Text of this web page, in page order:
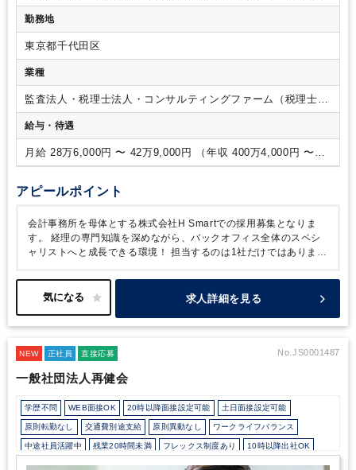
HanaGroup社内で行うスタイルのため、安定した就業環境のも
とで多様なクライアント支援に携わることができます。
に携わることが可能です
ことで、ベンチャー事業会社での事業成長や組織づくりを経験
することができます・クラウド会計ソフトの機能の習熟度、
活用スキルを証明するためのオンライン検定試験の受験が可能
となります・AIを活用した業務フロー構築にもチャレンジで
きます。 ■資格取得支援：
ミナー受講制度あり・会計・税務に関する社内勉強会の実施
・税理士試験受験するメンバーは試験休暇を取得することが可
しき文化（残業が多く、社内が殺伐とした雰囲気）を払拭すべ
ュアルディスプレイを完備し、日々の業務効率を高めていま
す。また、クラウド会計や予算管理ツールなど、最新のITツー
ルを積極的に導入。AIの活用も積極的に行っています。メンバ
す。・落ち着いたメンバーが多く、メリハリをつけて仕事に
取り組む事ができます
ステム（freee、マネーフォワード）の使用経験ある方・ITツ
ール（Google Workspace、Slack、Chatwork）の使用経験が
ある方
・スタートアップ・ベンチャー企業での就業経験のあ
る方
勤務地
東京都千代田区
業種
監査法人・税理士法人・コンサルティングファーム（税理士法
人）
給与・待遇
月給 28万6,000円 〜 42万9,000円 （年収 400万4,000円 〜
600万6,000円）
アピールポイント
会計事務所を母体とする株式会社H Smartでの採用募集となりま
す。
経理の専門知識を深めながら、バックオフィス全体のスペシ
ャリストへと成長できる環境！
担当するのは1社だけではありませ
複数支援するため、多様な業界・規模の経営課題に触れながら、実
践的なスキルを積み上げることができます。また、クライアント
フローの設計・改善提案まで担うことができます。「業務が回る仕
方にとって、やりがいを感じるポジションです。
求人詳細を見る
NEW 正社員 直接応募 No.JS0001487
一般社団法人再健会
学歴不問 WEB面接OK 20時以降面接設定可能 土日面接設定可能
原則転勤なし 交通費別途支給 原則異動なし ワークライフバランス
中途社員活躍中 残業20時間未満 フレックス制度あり 10時以降出社OK
オフィスカジュアルOK 少人数の職場（所属部門の人数3人以下）